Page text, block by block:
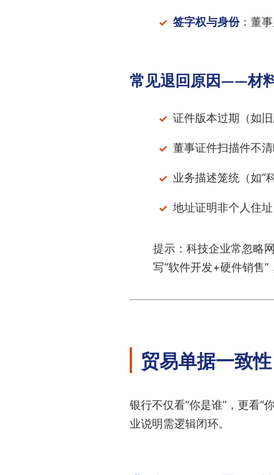
签字权与身份：董
常见退回原因——材
证件版本过期（如旧
董事证件扫描件不
业务描述笼统（如“
地址证明非个人住
提示：科技企业常忽略
写“软件开发+硬件销售”
贸易单据一致
银行不仅看“你是谁”，更看“
业说明需逻辑闭环。